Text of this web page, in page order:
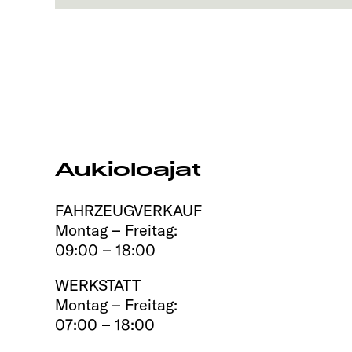
Aukioloajat
FAHRZEUGVERKAUF
Montag – Freitag:
09:00 – 18:00
WERKSTATT
Montag – Freitag:
07:00 – 18:00